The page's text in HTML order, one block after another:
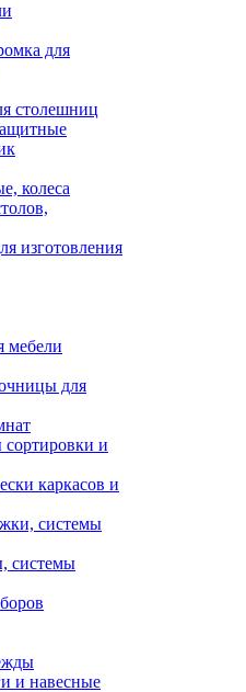
для
столешниц
колеса
изготовления
мебели
для
сортировки и
каркасов и
системы
системы
и навесные